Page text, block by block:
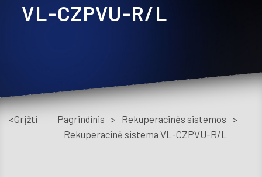
VL-CZPVU-R/L
<Grįžti Pagrindinis > Rekuperacinės sistemos >
Rekuperacinė sistema VL-CZPVU-R/L